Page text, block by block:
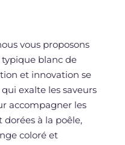
vous proposons
blanc de
et innovation se
exalte les saveurs
accompagner les
à la poêle,
coloré et